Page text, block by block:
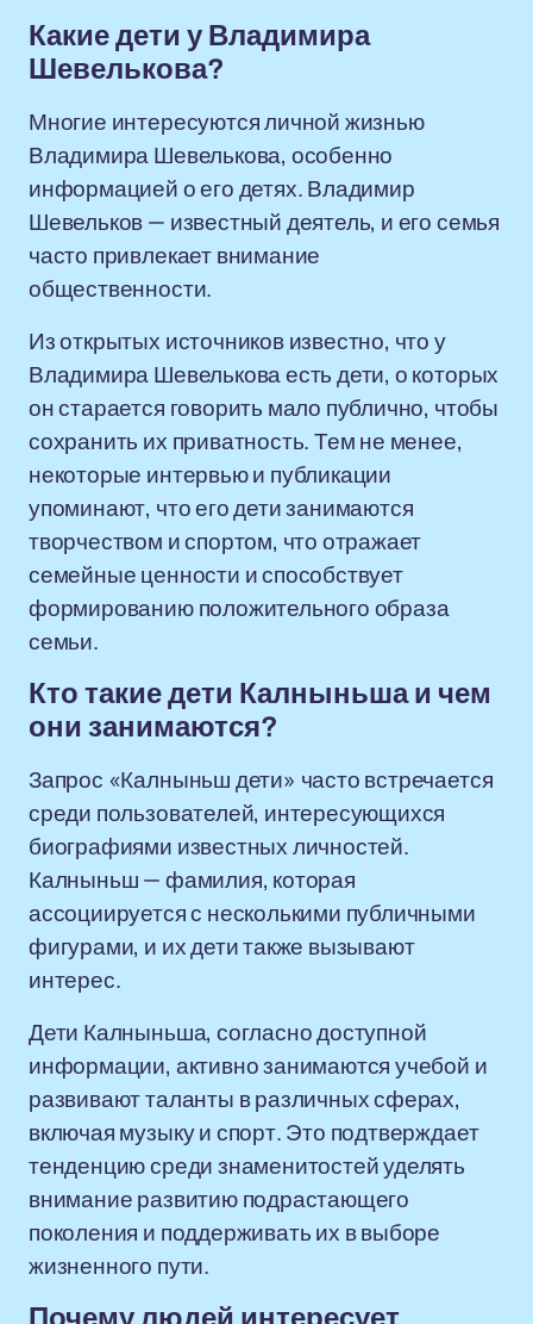
Какие дети у Владимира
Шевелькова?
Многие интересуются личной жизнью
Владимира Шевелькова, особенно
информацией о его детях. Владимир
Шевельков — известный деятель, и его семья
часто привлекает внимание
общественности.
Из открытых источников известно, что у
Владимира Шевелькова есть дети, о которых
он старается говорить мало публично, чтобы
сохранить их приватность. Тем не менее,
некоторые интервью и публикации
упоминают, что его дети занимаются
творчеством и спортом, что отражает
семейные ценности и способствует
формированию положительного образа
семьи.
Кто такие дети Калныньша и чем
они занимаются?
Запрос «Калныньш дети» часто встречается
среди пользователей, интересующихся
биографиями известных личностей.
Калныньш — фамилия, которая
ассоциируется с несколькими публичными
фигурами, и их дети также вызывают
интерес.
Дети Калныньша, согласно доступной
информации, активно занимаются учебой и
развивают таланты в различных сферах,
включая музыку и спорт. Это подтверждает
тенденцию среди знаменитостей уделять
внимание развитию подрастающего
поколения и поддерживать их в выборе
жизненного пути.